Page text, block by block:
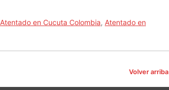
Atentado en Cucuta Colombia, Atentado en
Volver arriba